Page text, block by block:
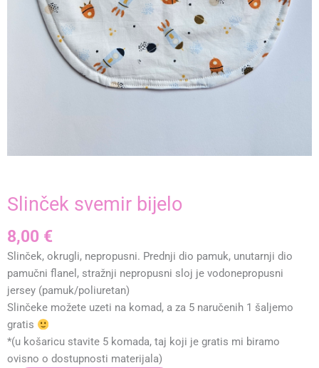
Slinček svemir bijelo
8,00 €
Slinček, okrugli, nepropusni. Prednji dio pamuk, unutarnji dio
pamučni flanel, stražnji nepropusni sloj je vodonepropusni
jersey (pamuk/poliuretan)
Slinčeke možete uzeti na komad, a za 5 naručenih 1 šaljemo
gratis
*(u košaricu stavite 5 komada, taj koji je gratis mi biramo
ovisno o dostupnosti materijala)